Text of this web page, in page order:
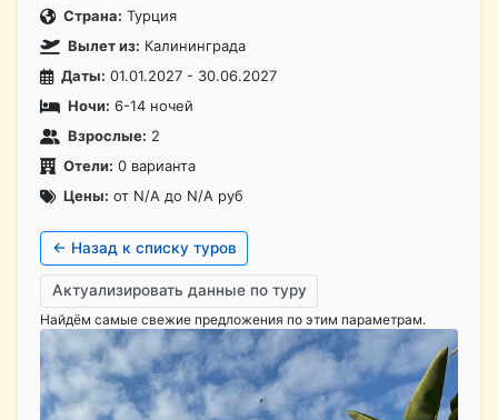
Страна: Турция
Вылет из: Калининграда
Даты: 01.01.2027 - 30.06.2027
Ночи: 6-14 ночей
Взрослые: 2
Отели: 0 варианта
Цены: от N/A до N/A руб
← Назад к списку туров
Актуализировать данные по туру
Найдём самые свежие предложения по этим параметрам.